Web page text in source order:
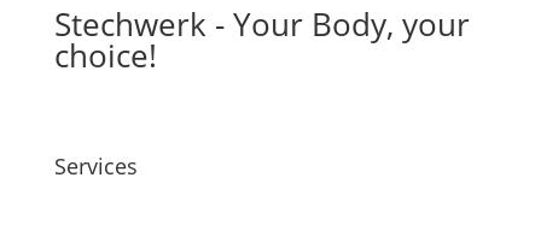
Stechwerk - Your Body, your
choice!
Services